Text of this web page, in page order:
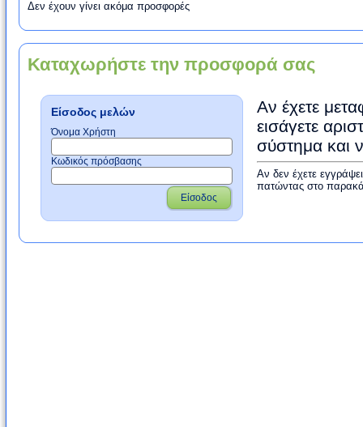
Δεν έχουν γίνει ακόμα προσφορές
Καταχωρήστε την προσφορά σας
Είσοδος μελών
Όνομα Χρήστη
Κωδικός πρόσβασης
Είσοδος
Αν έχετε
εισάγετε
σύστημα και
Αν δεν έχετε
πατώντας στο